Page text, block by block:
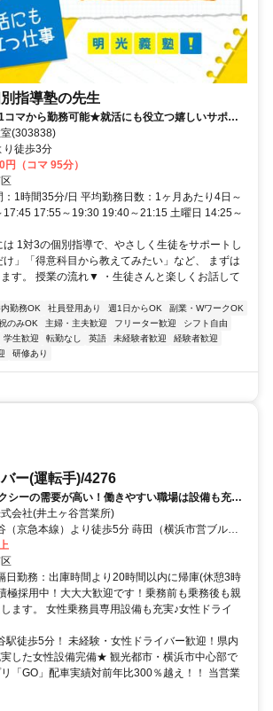
指導塾の先生
コマから勤務可能★就活にも役立つ嬉しいサポー
アも活躍中
(303838)
り徒歩3分
（コマ 95分）
1時間35分/日 平均勤務日数：1ヶ月あたり4日～
17:55～19:30 19:40～21:15 土曜日 14:25～
1対3の個別指導で、やさしく生徒をサポートし
け」「得意科目から教えてみたい」など、 まずは
す。 授業の流れ▼ ・生徒さんと楽しくお話して
勤務OK 社員登用あり 週1日からOK
副業・WワークOK
のみOK 主婦・主夫歓迎 フリーター歓迎
シフト自由
学生歓迎 転勤なし 英語 未経験者歓迎
経験者歓迎
研修あり
ー(運転手)/4276
シーの需要が高い！働きやすい職場は設備も充
会社(井土ヶ谷営業所)
徒歩8分 弘明寺（京急本線、横浜市営ブルーライ
13分
日勤務：出庫時間より20時間以内に帰庫(休憩3時
極採用中！大大大歓迎です！乗務前も乗務後も親
ます。 女性乗務員専用設備も充実♪女性ドライ
駅徒歩5分！ 未経験・女性ドライバー歓迎！県内
実した女性設備完備★ 観光都市・横浜市中心部で
「GO」配車実績対前年比300％越え！！ 当営業